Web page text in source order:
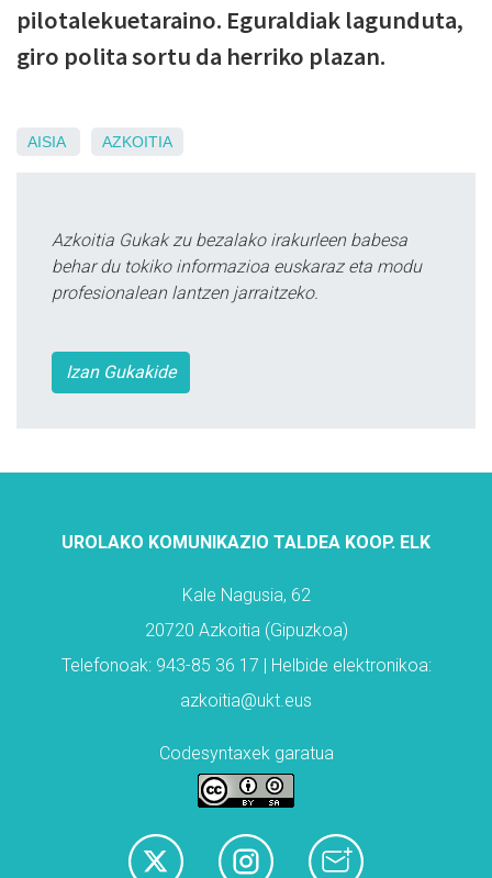
pilotalekuetaraino. Eguraldiak lagunduta,
giro polita sortu da herriko plazan.
AISIA AZKOITIA
Azkoitia Gukak zu bezalako irakurleen babesa
behar du tokiko informazioa euskaraz eta modu
profesionalean lantzen jarraitzeko.
Izan Gukakide
UROLAKO KOMUNIKAZIO TALDEA KOOP. ELK
Kale Nagusia, 62
20720 Azkoitia (Gipuzkoa)
Telefonoak: 943-85 36 17 | Helbide elektronikoa:
azkoitia@ukt.eus
Codesyntaxek garatua